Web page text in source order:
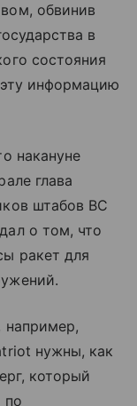
обвинив
в
состояния
информацию
накануне
глава
штабов ВС
о том, что
ракет для
например,
нужны, как
который
по